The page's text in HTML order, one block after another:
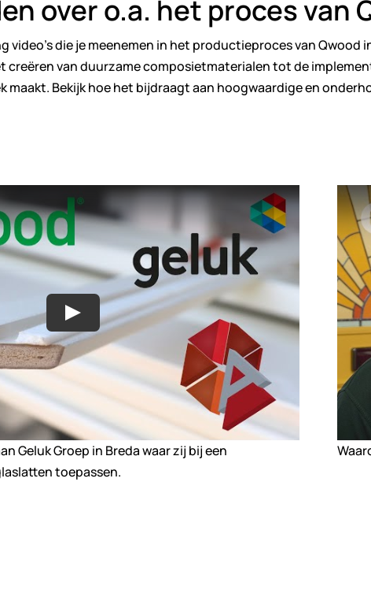
over o.a. het proces van
video’s die je meenemen in het productieproces van
creëren van duurzame composietmaterialen tot de
maakt. Bekijk hoe het bijdraagt aan hoogwaardige en
Geluk Groep in Breda waar zij bij een
toepassen.